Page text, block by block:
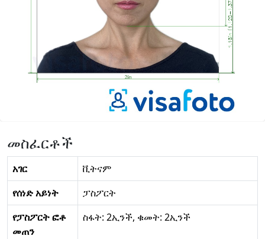
መስፈርቶች
አገር
ቪትናም
የሰነድ አይነት
ፓስፖርት
የፓስፖርት ፎቶ
መጠን
ስፋት: 2ኢንች, ቁመት: 2ኢንች